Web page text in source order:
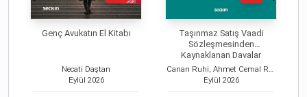
Genç Avukatın El Kitabı
Necati Daştan
Eylül 2026
Taşınmaz Satış Vaadi
Sözleşmesinden
Kaynaklanan Davalar
Canan Ruhi, Ahmet Cemal Ruhi
Eylül 2026